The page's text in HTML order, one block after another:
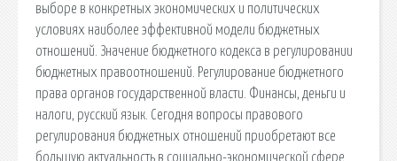
выборе в конкретных экономических и политических
условиях наиболее эффективной модели бюджетных
отношений. Значение бюджетного кодекса в регулировании
бюджетных правоотношений. Регулирование бюджетного
права органов государственной власти. Финансы, деньги и
налоги, русский язык. Сегодня вопросы правового
регулирования бюджетных отношений приобретают все
большую актуальность в социально-экономической сфере